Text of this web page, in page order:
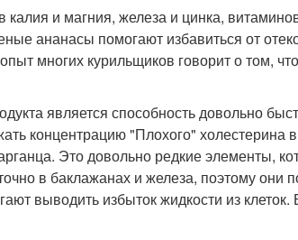
и магния, железа и цинка,
ананасы помогают избавиться от
многих курильщиков говорит о том,
является способность довольно
концентрацию "Плохого" холестерина
Это довольно редкие элементы,
в баклажанах и железа, поэтому они
выводить избыток жидкости из